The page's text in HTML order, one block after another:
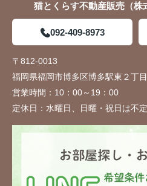
猫とくらす不動産販売（株
092-409-8973
〒812-0013
福岡県福岡市博多区博多駅東２丁
営業時間： 10：00～19：00
定休日： 水曜日、日曜・祝日は不